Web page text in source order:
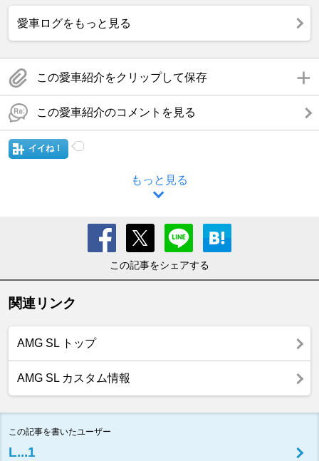
愛車ログをもっと見る
この愛車紹介をクリップして保存
この愛車紹介のコメントを見る
イイね！
もっと見る
この記事をシェアする
関連リンク
AMG SL トップ
AMG SL カスタム情報
この記事を書いたユーザー
L...1